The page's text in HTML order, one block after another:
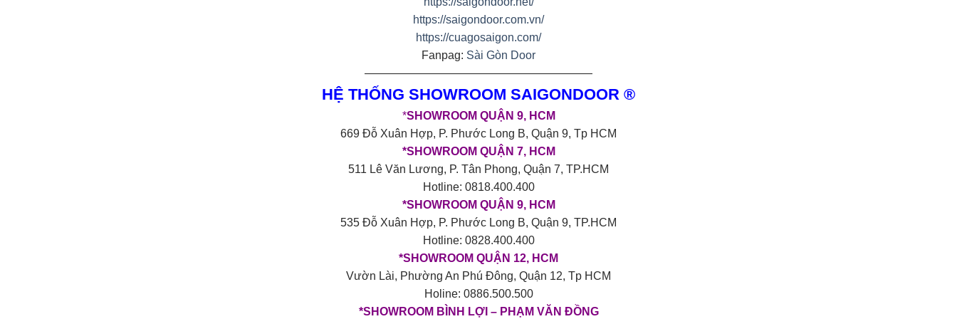
https://saigondoor.com.vn/
https://cuagosaigon.com/
Fanpag: Sài Gòn Door
————————————————————
HỆ THỐNG SHOWROOM SAIGONDOOR ®
*SHOWROOM QUẬN 9, HCM
669 Đỗ Xuân Hợp, P. Phước Long B, Quận 9, Tp HCM
*SHOWROOM QUẬN 7, HCM
511 Lê Văn Lương, P. Tân Phong, Quận 7, TP.HCM
Hotline: 0818.400.400
*SHOWROOM QUẬN 9, HCM
535 Đỗ Xuân Hợp, P. Phước Long B, Quận 9, TP.HCM
Hotline: 0828.400.400
*SHOWROOM QUẬN 12, HCM
Vườn Lài, Phường An Phú Đông, Quận 12, Tp HCM
Holine: 0886.500.500
*SHOWROOM BÌNH LỢI – PHẠM VĂN ĐỒNG